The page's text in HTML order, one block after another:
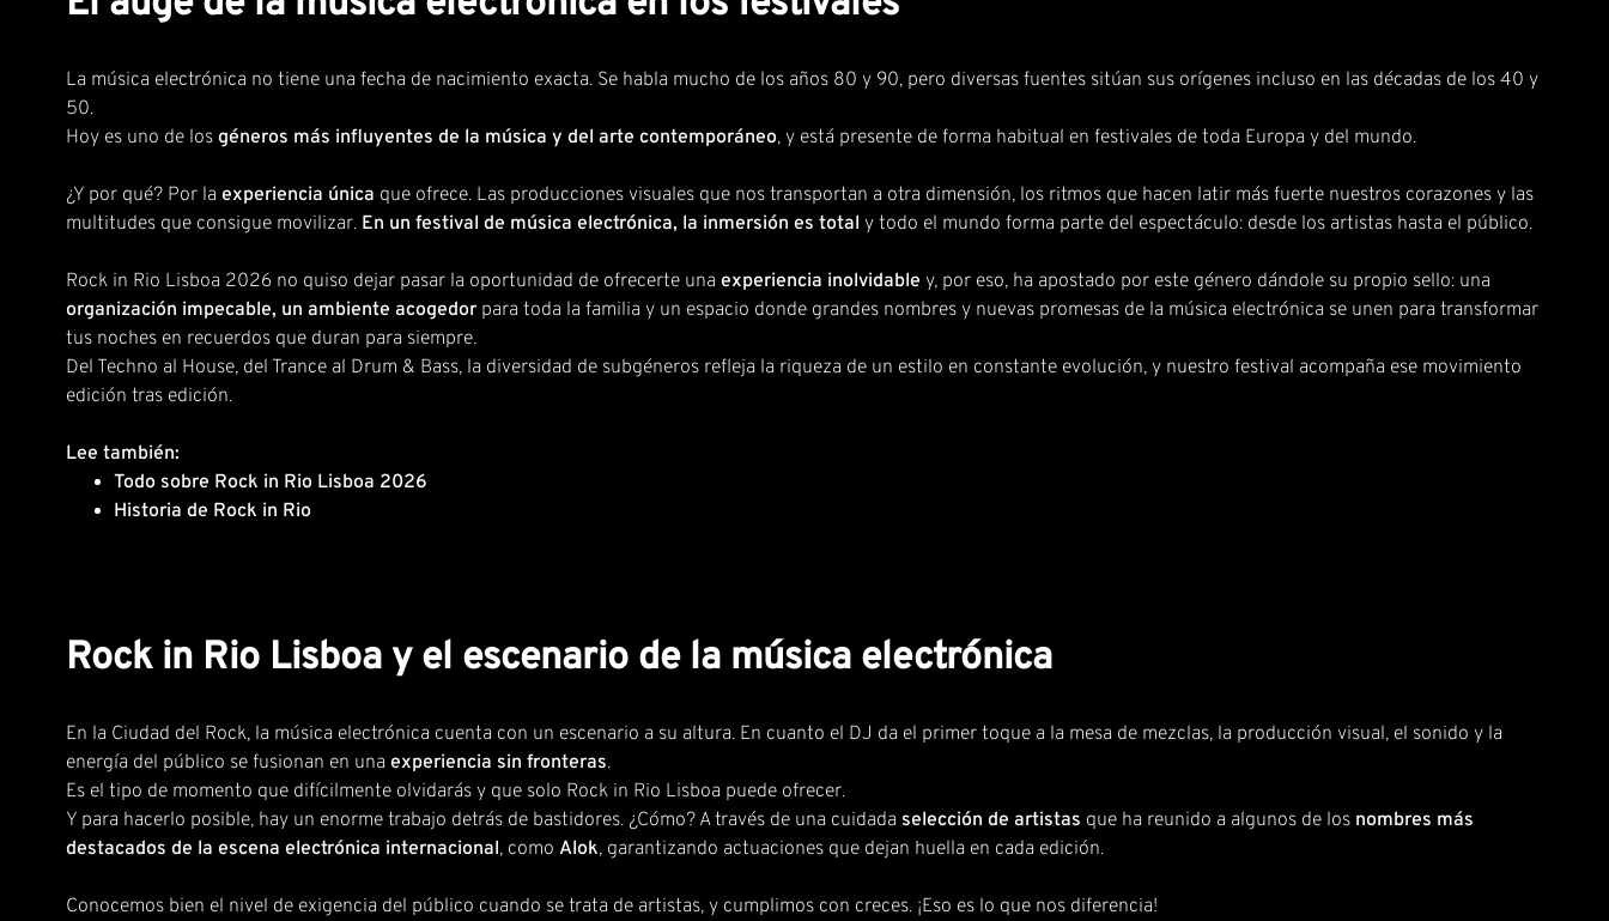
La música electrónica no tiene una fecha de nacimiento exacta. Se habla mucho de los años 80 y 90, pero diversas fuentes sitúan sus orígenes incluso en las décadas de los 40 y
50.
Hoy es uno de los géneros más influyentes de la música y del arte contemporáneo, y está presente de forma habitual en festivales de toda Europa y del mundo.
¿Y por qué? Por la experiencia única que ofrece. Las producciones visuales que nos transportan a otra dimensión, los ritmos que hacen latir más fuerte nuestros corazones y las
multitudes que consigue movilizar. En un festival de música electrónica, la inmersión es total y todo el mundo forma parte del espectáculo: desde los artistas hasta el público.
Rock in Rio Lisboa 2026 no quiso dejar pasar la oportunidad de ofrecerte una experiencia inolvidable y, por eso, ha apostado por este género dándole su propio sello: una
organización impecable, un ambiente acogedor para toda la familia y un espacio donde grandes nombres y nuevas promesas de la música electrónica se unen para transformar
tus noches en recuerdos que duran para siempre.
Del Techno al House, del Trance al Drum & Bass, la diversidad de subgéneros refleja la riqueza de un estilo en constante evolución, y nuestro festival acompaña ese movimiento
edición tras edición.
Lee también:
Todo sobre Rock in Rio Lisboa 2026
Historia de Rock in Rio
Rock in Rio Lisboa y el escenario de la música electrónica
En la Ciudad del Rock, la música electrónica cuenta con un escenario a su altura. En cuanto el DJ da el primer toque a la mesa de mezclas, la producción visual, el sonido y la
energía del público se fusionan en una experiencia sin fronteras.
Es el tipo de momento que difícilmente olvidarás y que solo Rock in Rio Lisboa puede ofrecer.
Y para hacerlo posible, hay un enorme trabajo detrás de bastidores. ¿Cómo? A través de una cuidada selección de artistas que ha reunido a algunos de los nombres más
destacados de la escena electrónica internacional, como Alok, garantizando actuaciones que dejan huella en cada edición.
Conocemos bien el nivel de exigencia del público cuando se trata de artistas, y cumplimos con creces. ¡Eso es lo que nos diferencia!